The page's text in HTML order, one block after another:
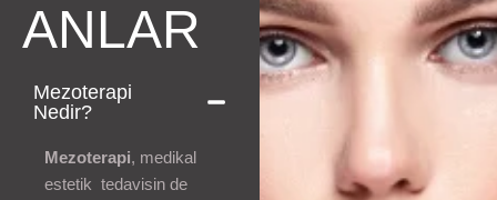
ANLAR
Mezoterapi
Nedir?
Mezoterapi, medikal
estetik tedavisin de